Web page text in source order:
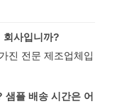
회사입니까?
진 전문 제조업체입
샘플 배송 시간은 어